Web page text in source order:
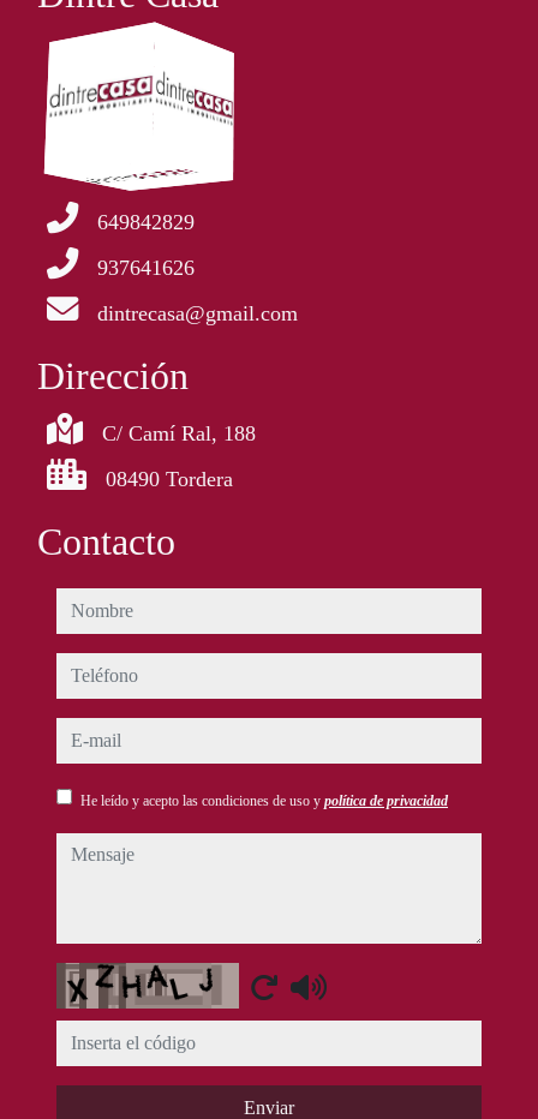
649842829
937641626
dintrecasa@gmail.com
Dirección
C/ Camí Ral, 188
08490 Tordera
Contacto
nombre
teléfono
e-mail
He leído y acepto las condiciones de uso y política de privacidad
mensaje
Captcha
Enviar